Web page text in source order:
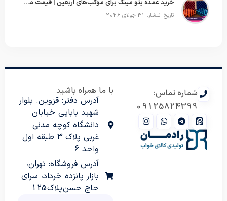
خرید عمده پتو مینک برای موکب‌های اربعین | قیمت مناسب و ارسال سریع
تاریخ انتشار: 31 جولای 2026
شماره تماس:
09125824399
با ما همراه باشید
آدرس دفتر: قزوین. بلوار
شهید بابایی خیابان
دانشگاه کوچه مدنی
غربی پلاک 3 طبقه اول
واحد 6
آدرس فروشگاه: تهران،
بازار پانزده خرداد، سرای
حاج حسن پلاک 125